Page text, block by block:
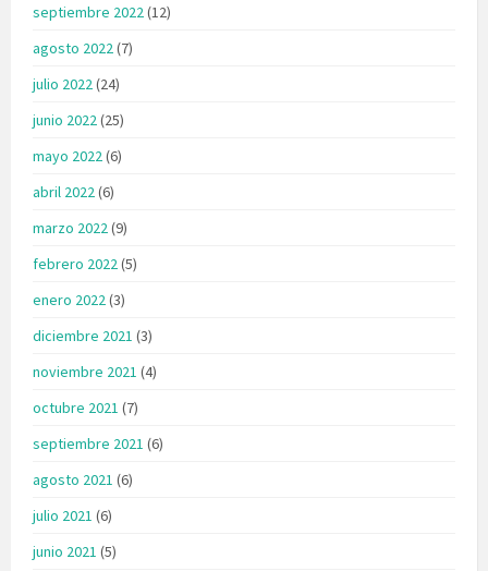
septiembre 2022(12)
agosto 2022(7)
julio 2022(24)
junio 2022(25)
mayo 2022(6)
abril 2022(6)
marzo 2022(9)
febrero 2022(5)
enero 2022(3)
diciembre 2021 (3)
noviembre 2021 (4)
octubre 2021 (7)
septiembre 2021 (6)
agosto 2021 (6)
julio 2021 (6)
junio 2021 (5)